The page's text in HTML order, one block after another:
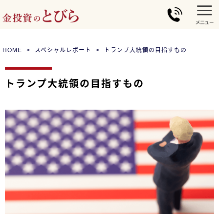
HOME スペシャルレポート トランプ大統領の目指すもの
トランプ大統領の目指すもの